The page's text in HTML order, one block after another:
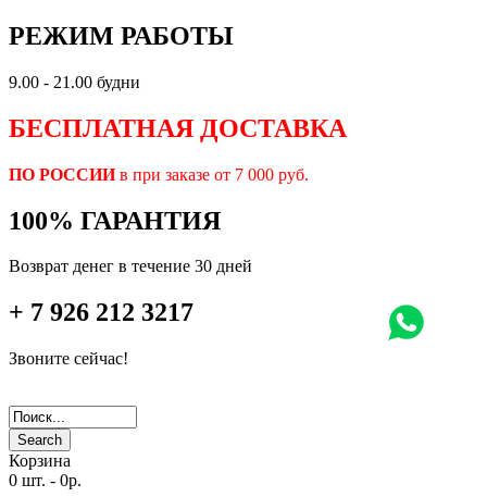
РЕЖИМ РАБОТЫ
9.00 - 21.00 будни
БЕСПЛАТНАЯ ДОСТАВКА
ПО РОССИИв при заказе от 7 000 руб.
100% ГАРАНТИЯ
Возврат денег в течение 30 дней
+ 7 926 212 3217
Звоните сейчас!
Search
Корзина
0 шт. - 0р.